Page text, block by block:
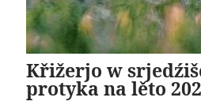
Křižerjo w
protyka na lěto